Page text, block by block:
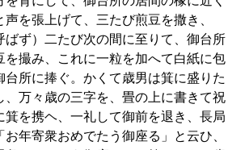
を張上げて、三たび煎豆を撒き、
ばず）二たび次の間に至りて、御台所
を撮み、これに一粒を加へて白紙に包
台所に捧ぐ。かくて歳男は箕に盛りた
、万々歳の三字を、畳の上に書きて祝
箕を携ヘ、一礼して御前を退き、長局
年寄衆おめでたう御座る」と云ひ、